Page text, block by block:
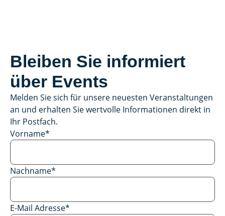
Bleiben Sie informiert
über Events
Melden Sie sich für unsere neuesten Veranstaltungen
an und erhalten Sie wertvolle Informationen direkt in
Ihr Postfach.
Vorname*
Nachname*
E-Mail Adresse*